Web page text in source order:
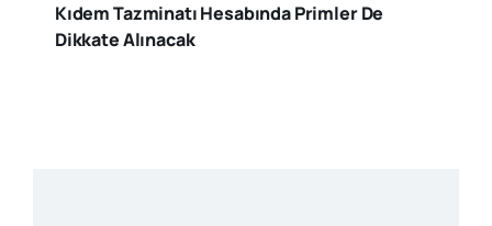
Kıdem Tazminatı Hesabında Primler De
Dikkate Alınacak